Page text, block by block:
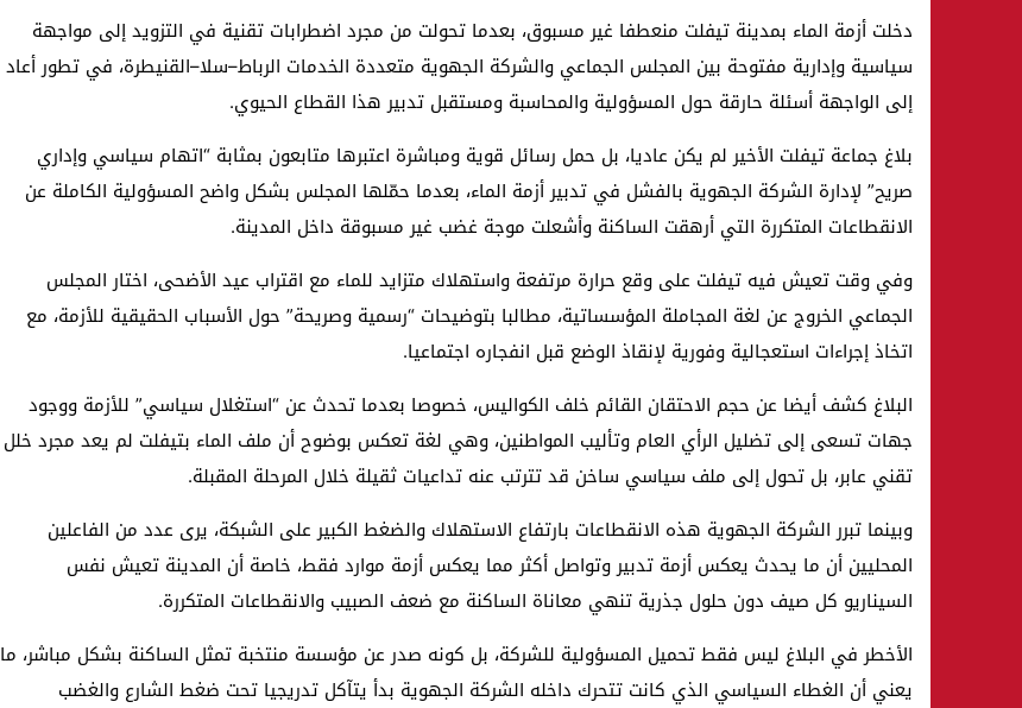
دخلت أزمة الماء بمدينة تيفلت منعطفا غير مسبوق، بعدما تحولت من مجرد اضطرابات تقنية في التزويد إلى مواجهة
سياسية وإدارية مفتوحة بين المجلس الجماعي والشركة الجهوية متعددة الخدمات الرباط–سلا–القنيطرة، في تطور أعاد
إلى الواجهة أسئلة حارقة حول المسؤولية والمحاسبة ومستقبل تدبير هذا القطاع الحيوي.
بلاغ جماعة تيفلت الأخير لم يكن عاديا، بل حمل رسائل قوية ومباشرة اعتبرها متابعون بمثابة “اتهام سياسي وإداري
صريح” لإدارة الشركة الجهوية بالفشل في تدبير أزمة الماء، بعدما حمّلها المجلس بشكل واضح المسؤولية الكاملة عن
الانقطاعات المتكررة التي أرهقت الساكنة وأشعلت موجة غضب غير مسبوقة داخل المدينة.
وفي وقت تعيش فيه تيفلت على وقع حرارة مرتفعة واستهلاك متزايد للماء مع اقتراب عيد الأضحى، اختار المجلس
الجماعي الخروج عن لغة المجاملة المؤسساتية، مطالبا بتوضيحات “رسمية وصريحة” حول الأسباب الحقيقية للأزمة، مع
اتخاذ إجراءات استعجالية وفورية لإنقاذ الوضع قبل انفجاره اجتماعيا.
البلاغ كشف أيضا عن حجم الاحتقان القائم خلف الكواليس، خصوصا بعدما تحدث عن “استغلال سياسي” للأزمة ووجود
جهات تسعى إلى تضليل الرأي العام وتأليب المواطنين، وهي لغة تعكس بوضوح أن ملف الماء بتيفلت لم يعد مجرد خلل
تقني عابر، بل تحول إلى ملف سياسي ساخن قد تترتب عنه تداعيات ثقيلة خلال المرحلة المقبلة.
وبينما تبرر الشركة الجهوية هذه الانقطاعات بارتفاع الاستهلاك والضغط الكبير على الشبكة، يرى عدد من الفاعلين
المحليين أن ما يحدث يعكس أزمة تدبير وتواصل أكثر مما يعكس أزمة موارد فقط، خاصة أن المدينة تعيش نفس
السيناريو كل صيف دون حلول جذرية تنهي معاناة الساكنة مع ضعف الصبيب والانقطاعات المتكررة.
الأخطر في البلاغ ليس فقط تحميل المسؤولية للشركة، بل كونه صدر عن مؤسسة منتخبة تمثل الساكنة بشكل مباشر، ما
يعني أن الغطاء السياسي الذي كانت تتحرك داخله الشركة الجهوية بدأ يتآكل تدريجيا تحت ضغط الشارع والغضب